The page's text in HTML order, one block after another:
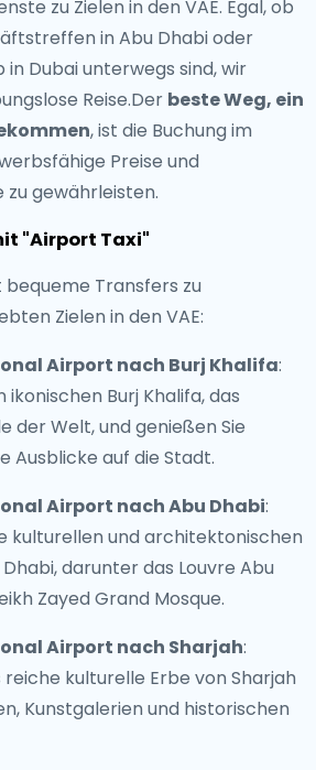
zu Zielen in den VAE. Egal, ob
in Abu Dhabi oder
Dubai unterwegs sind, wir
Reise.Der beste Weg, ein
, ist die Buchung im
Preise und
gewährleisten.
"Airport Taxi"
Transfers zu
Zielen in den VAE:
Airport nach Burj Khalifa:
ikonischen Burj Khalifa, das
der Welt, und genießen Sie
Ausblicke auf die Stadt.
Airport nach Abu Dhabi:
kulturellen und architektonischen
darunter das Louvre Abu
Zayed Grand Mosque.
Airport nach Sharjah:
reiche kulturelle Erbe von Sharjah
Kunstgalerien und historischen